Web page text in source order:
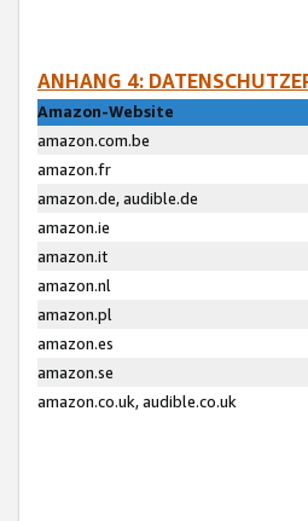
ANHANG 4:
Amazon-Website
amazon.com.be
amazon.fr
amazon.de, audible.de
amazon.ie
amazon.it
amazon.nl
amazon.pl
amazon.es
amazon.se
amazon.co.uk, audible.co.uk